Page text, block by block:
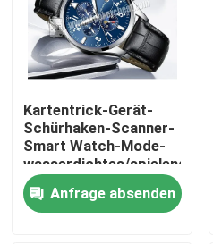
Kartentrick-Gerät-
Schürhaken-Scanner-
Smart Watch-Mode-
wasserdichtes/spielendes
Gerät
Anfrage absenden